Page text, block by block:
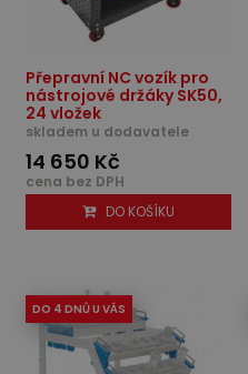
Přepravní NC vozík pro
nástrojové držáky SK50,
24 vložek
skladem u dodavatele
14 650 Kč
cena bez DPH
DO KOŠÍKU
DO 4 DNŮ U VÁS